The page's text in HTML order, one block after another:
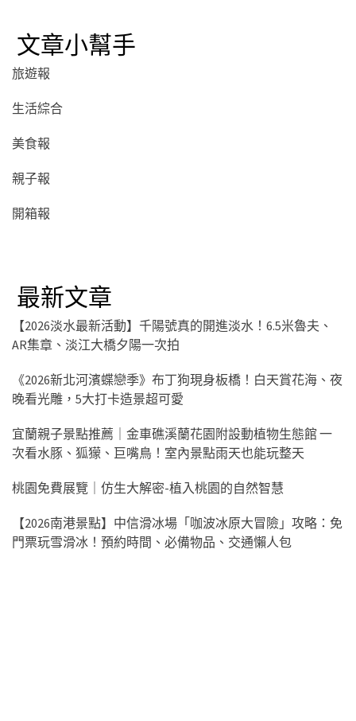
文章小幫手
旅遊報
生活綜合
美食報
親子報
開箱報
最新文章
【2026淡水最新活動】千陽號真的開進淡水！6.5米魯夫、
AR集章、淡江大橋夕陽一次拍
《2026新北河濱蝶戀季》布丁狗現身板橋！白天賞花海、夜
晚看光雕，5大打卡造景超可愛
宜蘭親子景點推薦｜金車礁溪蘭花園附設動植物生態館 一
次看水豚、狐獴、巨嘴鳥！室內景點雨天也能玩整天
桃園免費展覽｜仿生大解密-植入桃園的自然智慧
【2026南港景點】中信滑冰場「咖波冰原大冒險」攻略：免
門票玩雪滑冰！預約時間、必備物品、交通懶人包